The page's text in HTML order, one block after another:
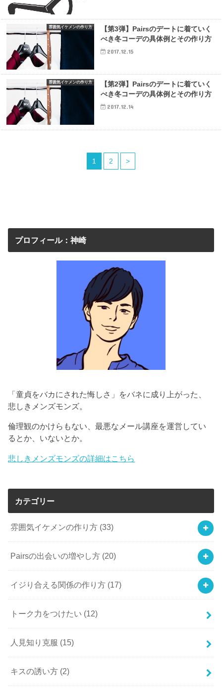
雰囲気イケメンの作り方
【第3弾】Pairsのデートに着ていく
べき冬コーデの具体例とその作り方
2017.12.15
雰囲気イケメンの作り方
【第2弾】Pairsのデートに着ていく
べき冬コーデの具体例とその作り方
2017.12.14
1 2 >
プロフィール：神崎
「童貞をバカにされた悔しさ」をバネに成り上がった、
悲しきメンズモンズ。
倫理観のかけらもない、最悪なメール講座を運営してい
るとか、いないとか。
悲しきメンズモンズの詳細はこちら
カテゴリー
雰囲気イケメンの作り方 (33)
Pairsの出会いの増やし方 (20)
イジり合える関係の作り方 (17)
トーク力をつけたい (12)
人見知り克服 (15)
キスの誘い方 (2)